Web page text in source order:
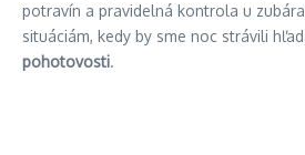
potravín a pravidelná kontrola u
situáciám, kedy by sme noc strávili
pohotovosti.